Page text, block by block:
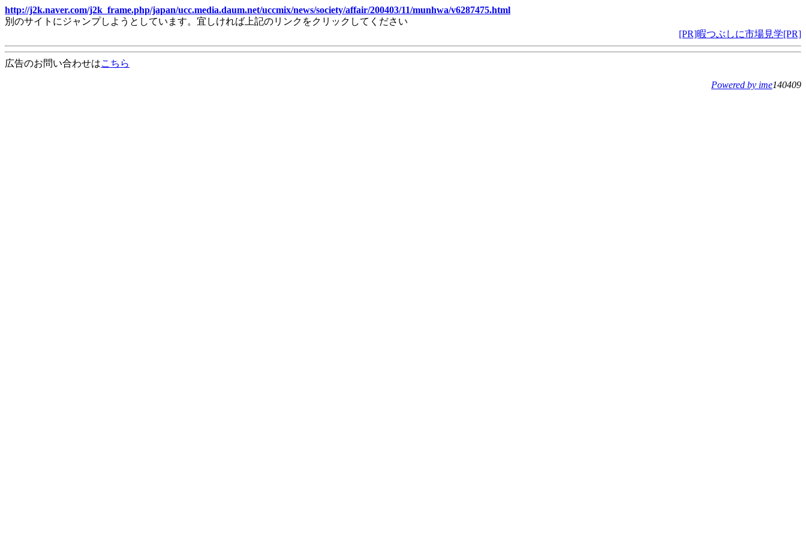
http://j2k.naver.com/j2k_frame.php/japan/ucc.media.daum.net/uccmix/news/society/affair/200403/11/munhwa/v6287475.html
別のサイトにジャンプしようとしています。宜しければ上記のリンクをクリックしてください
[PR]暇つぶしに市場見学[PR]
広告のお問い合わせはこちら
Powered by ime140409